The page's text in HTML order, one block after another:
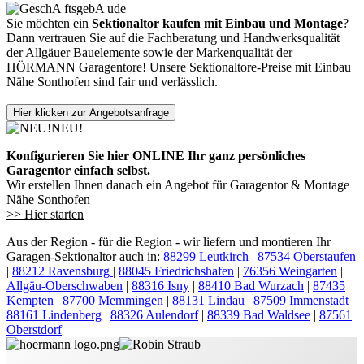
Sie möchten ein Sektionaltor kaufen mit Einbau und Montage?
Dann vertrauen Sie auf die Fachberatung und Handwerksqualität
der Allgäuer Bauelemente sowie der Markenqualität der
HÖRMANN Garagentore! Unsere Sektionaltore-Preise mit Einbau
Nähe Sonthofen sind fair und verlässlich.
Hier klicken zur Angebotsanfrage
NEU!
Konfigurieren Sie hier ONLINE Ihr ganz persönliches
Garagentor einfach selbst.
Wir erstellen Ihnen danach ein Angebot für Garagentor & Montage
Nähe Sonthofen
>> Hier starten
Aus der Region - für die Region - wir liefern und montieren Ihr
Garagen-Sektionaltor auch in: 88299 Leutkirch | 87534 Oberstaufen
| 88212 Ravensburg | 88045 Friedrichshafen | 76356 Weingarten |
Allgäu-Oberschwaben | 88316 Isny | 88410 Bad Wurzach | 87435
Kempten | 87700 Memmingen | 88131 Lindau | 87509 Immenstadt |
88161 Lindenberg | 88326 Aulendorf| 88339 Bad Waldsee | 87561
Oberstdorf